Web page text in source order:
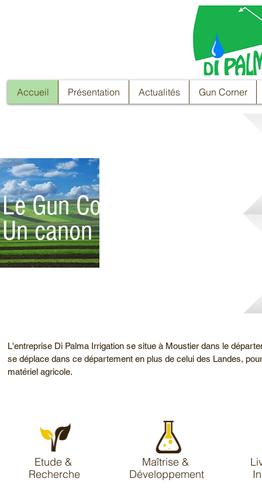
Accueil Présentation Actualités Gun Corner
Le Gun Corner,
Un canon intelligent !
L'entreprise Di Palma Irrigation se situe à Moustier dans le
se déplace dans ce département en plus de celui des Landes,
matériel agricole.
Etude &
Recherche
Maîtrise &
Développement